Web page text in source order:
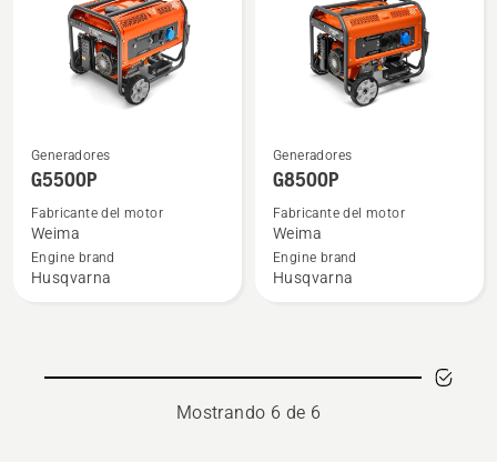
Ver
más
sobre
G5500P
Generadores
G5500P
Fabricante del motor
Weima
Engine brand
Husqvarna
Ver
más
sobre
G8500P
Generadores
G8500P
Fabricante del motor
Weima
Engine brand
Husqvarna
Mostrando 6 de 6